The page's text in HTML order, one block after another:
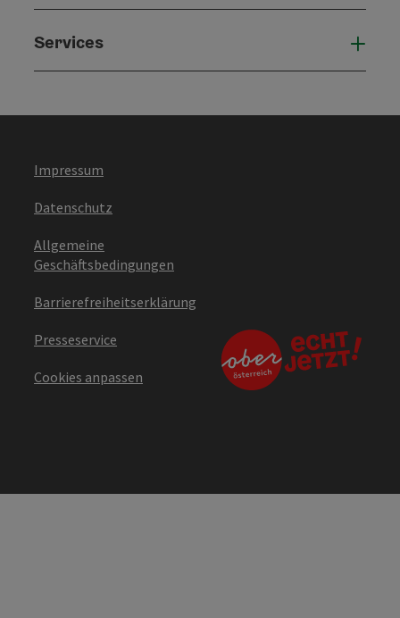
Services
Impressum
Datenschutz
Allgemeine
Geschäftsbedingungen
Barrierefreiheitserklärung
Presseservice
Cookies anpassen